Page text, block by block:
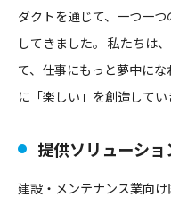
ダクトを通じて、一つ一
してきました。 私たちは
て、仕事にもっと夢中に
に「楽しい」を創造してい
提供ソリューショ
建設・メンテナンス業向